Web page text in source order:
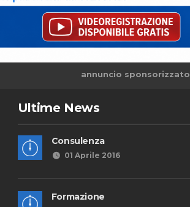
annuncio sponsorizzato
Ultime News
Consulenza
01 Aprile 2016
Formazione